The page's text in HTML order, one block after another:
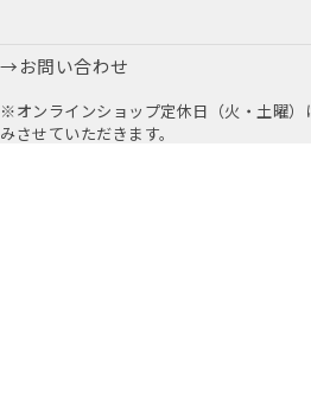
お問い合わせ
※オンラインショップ定休日（火・土曜）
みさせていただきます。